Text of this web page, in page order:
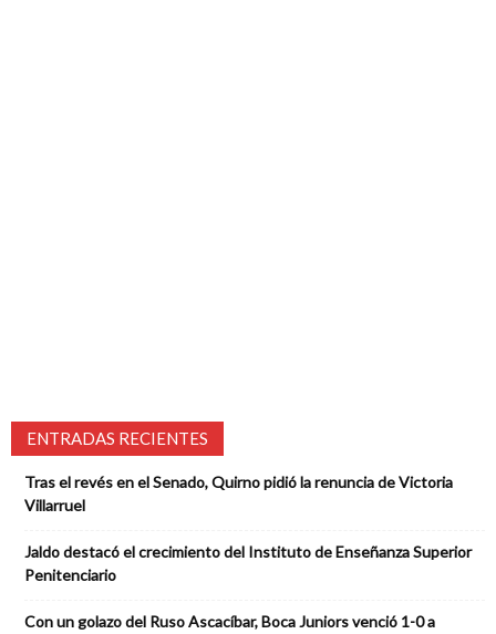
ENTRADAS RECIENTES
Tras el revés en el Senado, Quirno pidió la renuncia de Victoria
Villarruel
Jaldo destacó el crecimiento del Instituto de Enseñanza Superior
Penitenciario
Con un golazo del Ruso Ascacíbar, Boca Juniors venció 1-0 a